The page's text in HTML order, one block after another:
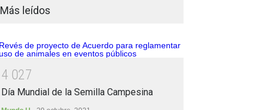
Más leídos
4 027
Día Mundial de la Semilla Campesina